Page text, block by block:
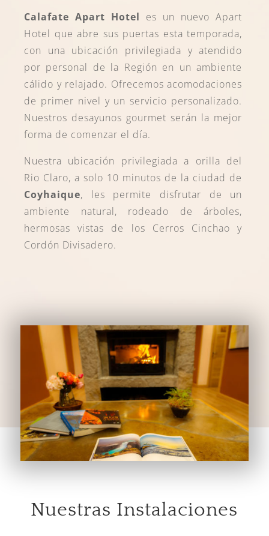
Calafate Apart Hotel es un nuevo Apart
Hotel que abre sus puertas esta temporada,
con una ubicación privilegiada y atendido
por personal de la Región en un ambiente
cálido y relajado. Ofrecemos acomodaciones
de primer nivel y un servicio personalizado.
Nuestros desayunos gourmet serán la mejor
forma de comenzar el día.
Nuestra ubicación privilegiada a orilla del
Rio Claro, a solo 10 minutos de la ciudad de
Coyhaique, les permite disfrutar de un
ambiente natural, rodeado de árboles,
hermosas vistas de los Cerros Cinchao y
Cordón Divisadero.
Nuestras Instalaciones